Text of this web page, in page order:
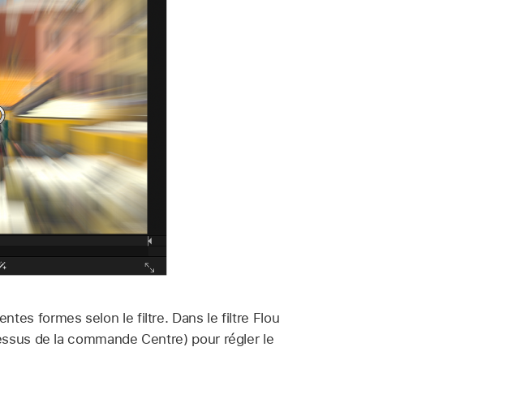
formes selon le filtre. Dans le filtre Flou
de la commande Centre) pour régler le